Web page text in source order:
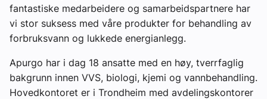
fantastiske medarbeidere og samarbeidspartnere har
vi stor suksess med våre produkter for behandling av
forbruksvann og lukkede energianlegg.
Apurgo har i dag 18 ansatte med en høy, tverrfaglig
bakgrunn innen VVS, biologi, kjemi og vannbehandling.
Hovedkontoret er i Trondheim med avdelingskontorer